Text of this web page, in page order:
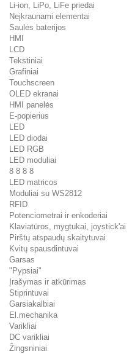
Li-ion, LiPo, LiFe priedai
Neįkraunami elementai
Saulės baterijos
HMI
LCD
Tekstiniai
Grafiniai
Touchscreen
OLED ekranai
HMI panelės
E-popierius
LED
LED diodai
LED RGB
LED moduliai
8 8 8 8
LED matricos
Moduliai su WS2812
RFID
Potenciometrai ir enkoderiai
Klaviatūros, mygtukai, joystick'ai
Pirštų atspaudų skaitytuvai
Kvitų spausdintuvai
Garsas
"Pypsiai"
Įrašymas ir atkūrimas
Stiprintuvai
Garsiakalbiai
El.mechanika
Varikliai
DC varikliai
Žingsniniai